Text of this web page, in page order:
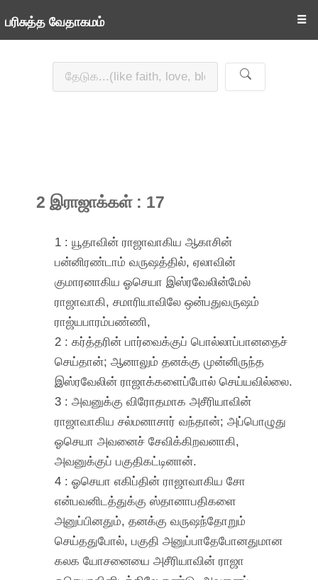
பரிசுத்த வேதாகமம் ☰
2 இராஜாக்கள் : 17
1 : யூதாவின் ராஜாவாகிய ஆகாசின்
பன்னிரண்டாம் வருஷத்தில், ஏலாவின்
குமாரனாகிய ஓசெயா இஸ்ரவேலின்மேல்
ராஜாவாகி, சமாரியாவிலே ஒன்பதுவருஷம்
ராஜ்யபாரம்பண்ணி,
2 : கர்த்தரின் பார்வைக்குப் பொல்லாப்பானதைச்
செய்தான்; ஆனாலும் தனக்கு முன்னிருந்த
இஸ்ரவேலின் ராஜாக்களைப்போல் செய்யவில்லை.
3 : அவனுக்கு விரோதமாக அசீரியாவின்
ராஜாவாகிய சல்மனாசார் வந்தான்; அப்பொழுது
ஓசெயா அவனைச் சேவிக்கிறவனாகி,
அவனுக்குப் பகுதிகட்டினான்.
4 : ஓசெயா எகிப்தின் ராஜாவாகிய சோ
என்பவனிடத்துக்கு ஸ்தானாபதிகளை
அனுப்பினதும், தனக்கு வருஷந்தோறும்
செய்ததுபோல், பகுதி அனுப்பாதேபோனதுமான
கலக யோசனையை அசீரியாவின் ராஜா